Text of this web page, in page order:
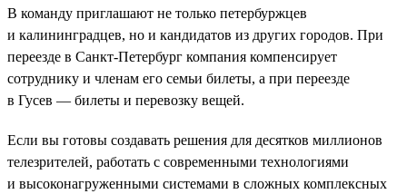
В команду приглашают не только петербуржцев
и калининградцев, но и кандидатов из других городов. При
переезде в Санкт-Петербург компания компенсирует
сотруднику и членам его семьи билеты, а при переезде
в Гусев — билеты и перевозку вещей.
Если вы готовы создавать решения для десятков миллионов
телезрителей, работать с современными технологиями
и высоконагруженными системами в сложных комплексных